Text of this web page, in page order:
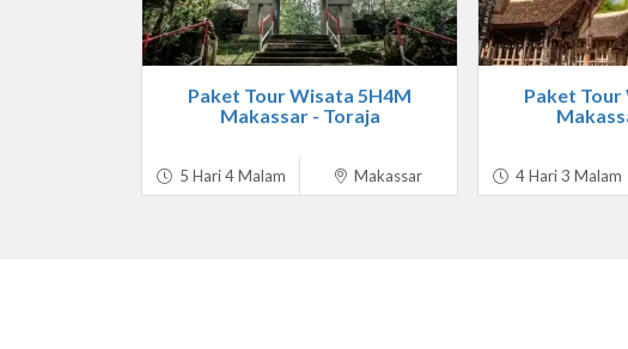
Paket Tour Wisata 5H4M
Makassar - Toraja
5 Hari 4 Malam Makassar
Paket Tour
4 Hari 3 Malam